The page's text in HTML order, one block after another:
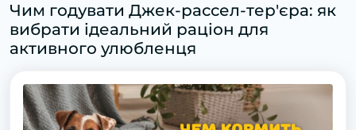
Чим годувати Джек-рассел-тер'єра: як
вибрати ідеальний раціон для
активного улюбленця